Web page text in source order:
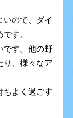
ので、ダイ
す。
す。他の野
り、様々なア
よく過ごす